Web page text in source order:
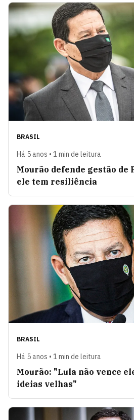
BRASIL
Há 5 anos • 1 min de leitura
Mourão defende gestão de
ele tem resiliência
BRASIL
Há 5 anos • 1 min de leitura
Mourão: "Lula não vence
ideias velhas"